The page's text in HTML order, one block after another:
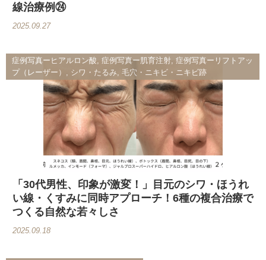
線治療例㉔
2025.09.27
症例写真ーヒアルロン酸, 症例写真ー肌育注射, 症例写真ーリフトアッ
プ（レーザー）, シワ・たるみ, 毛穴・ニキビ・ニキビ跡
「30代男性、印象が激変！」目元のシワ・ほうれ
い線・くすみに同時アプローチ！6種の複合治療で
つくる自然な若々しさ
2025.09.18